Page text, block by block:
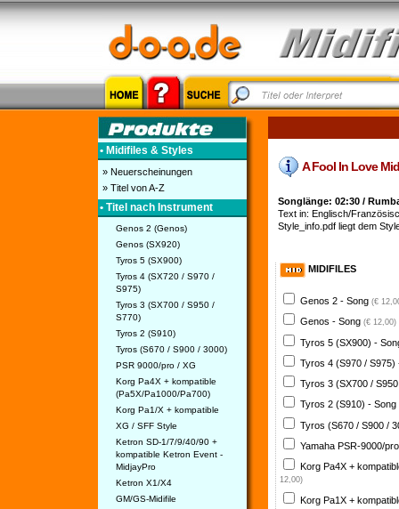
• Midifiles & Styles
» Neuerscheinungen
» Titel von A-Z
• Titel nach Instrument
Genos 2 (Genos)
Genos (SX920)
Tyros 5 (SX900)
Tyros 4 (SX720 / S970 /
S975)
Tyros 3 (SX700 / S950 /
S770)
Tyros 2 (S910)
Tyros (S670 / S900 / 3000)
PSR 9000/pro / XG
Korg Pa4X + kompatible
(Pa5X/Pa1000/Pa700)
Korg Pa1/X + kompatible
XG / SFF Style
Ketron SD-1/7/9/40/90 +
kompatible Ketron Event -
MidjayPro
Ketron X1/X4
GM/GS-Midifile
A Fool In Love
Songlänge: 02:30 /
Text in: Englisch/
Style_info.pdf liegt dem
MIDIFILES
Genos 2 - Song (€
Genos - Song (€ 12,00)
Tyros 5 (SX900) -
Tyros 4 (S970 /
Tyros 3 (SX700 /
Tyros 2 (S910) - Song
Tyros (S670 / S900 /
Yamaha PSR-9000/
Korg Pa4X +
12,00)
Korg Pa1X +